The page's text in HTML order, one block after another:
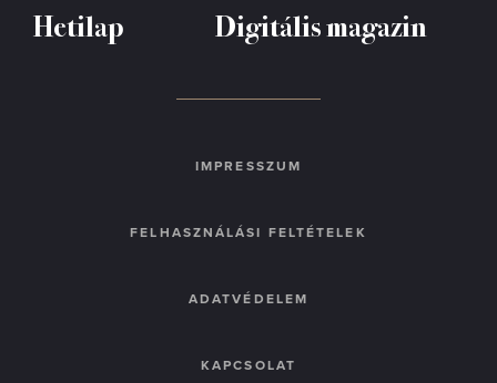
Hetilap Digitális magazin
IMPRESSZUM
FELHASZNÁLÁSI FELTÉTELEK
ADATVÉDELEM
KAPCSOLAT